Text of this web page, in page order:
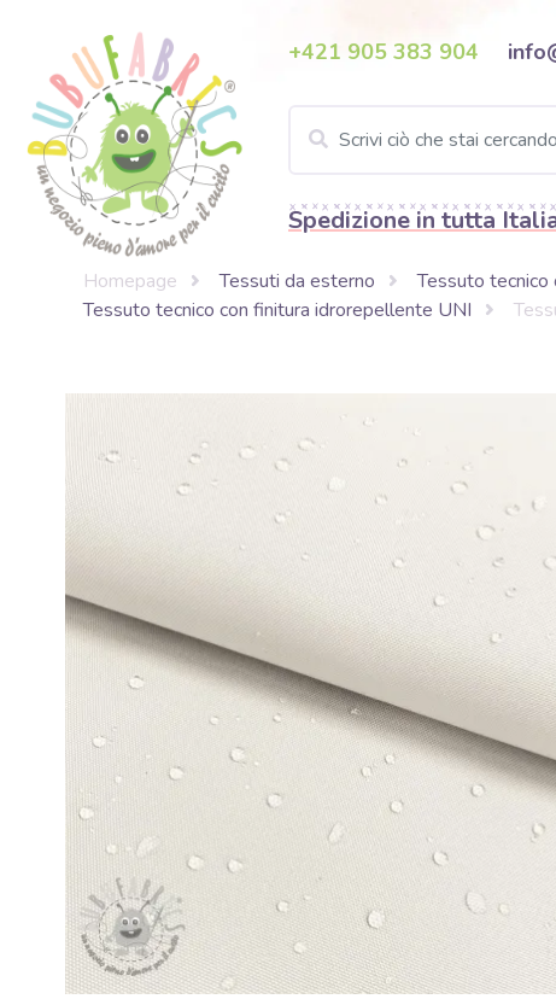
+421 905 383 904
Spedizione in tutta
Homepage Tessuti da esterno
Tessuto
Tessuto tecnico con finitura idrorepellente UNI